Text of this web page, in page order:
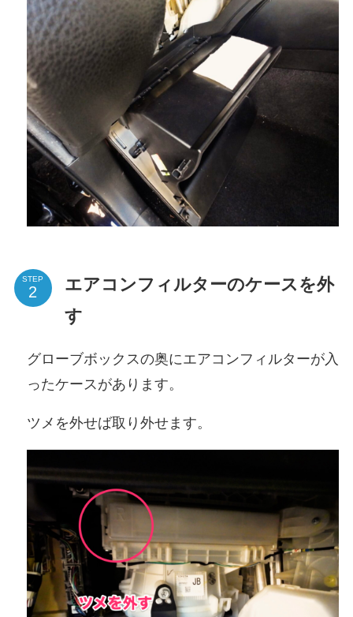
STEP
エアコンフィルターのケースを外
す
グローブボックスの奥にエアコンフィルターが入
ったケースがあります。
ツメを外せば取り外せます。